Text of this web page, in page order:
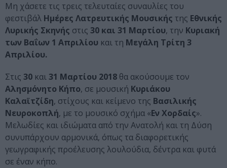
Μη χάσετε τις τρεις τελευταίες συναυλίες του
φεστιβάλ Ημέρες Λατρευτικής Μουσικής της Εθνικής
Λυρικής Σκηνής στις 30 και 31 Μαρτίου, την Κυριακή
των Βαΐων 1 Απριλίου και τη Μεγάλη Τρίτη 3
Απριλίου.
Στις 30 και31 Μαρτίου 2018 θα ακούσουμε τον
Αλησμόνητο Κήπο, σε μουσική Κυριάκου
Καλαϊτζίδη, στίχους και κείμενο της Βασιλικής
Νευροκοπλή, με το μουσικό σχήμα «Εν Χορδαίς».
Μελωδίες και ιδιώματα από την Ανατολή και τη Δύση
συνυπάρχουν αρμονικά, όπως τα διαφορετικής
γεωγραφικής προέλευσης λουλούδια, δέντρα και φυτά
σε έναν κήπο.